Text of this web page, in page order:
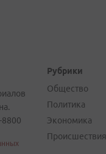
Рубрики
Общество
Политика
Экономика
Происшествия